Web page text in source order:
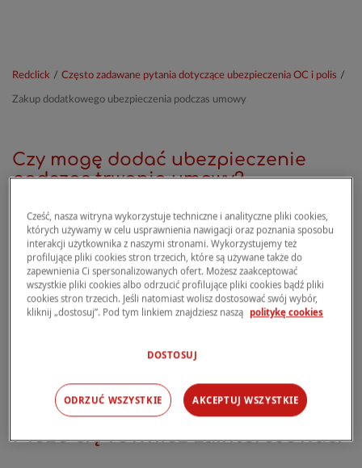
Redclick / Często zadawane pytania dotyczące ubezpieczenia OC i polis /
Zakup dodatkowego ubezpieczenia podczas umowy
Czy mogę dodać ubezpieczenie
podczas trwania umowy?
Nie, nie możesz dodać ubezpieczenia podczas
trwania umowy.
Możesz zmienić konfigurację ubezpieczenia,
okolicach daty wygaśnięcia polisy, przed jej
Może cię również zainteresować:
Cześć, nasza witryna wykorzystuje techniczne i analityczne pliki cookies,
których używamy w celu usprawnienia nawigacji oraz poznania sposobu
interakcji użytkownika z naszymi stronami. Wykorzystujemy też
profilujące pliki cookies stron trzecich, które są używane także do
zapewnienia Ci spersonalizowanych ofert. Możesz zaakceptować
wszystkie pliki cookies albo odrzucić profilujące pliki cookies bądź pliki
cookies stron trzecich. Jeśli natomiast wolisz dostosować swój wybór,
kliknij „dostosuj”. Pod tym linkiem znajdziesz naszą politykę cookies
DOSTOSUJ
ODRZUĆ WSZYSTKIE AKCEPTUJ WSZYSTKIE